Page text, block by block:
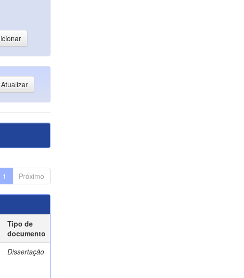
1 Próximo
Tipo de
documento
Dissertação